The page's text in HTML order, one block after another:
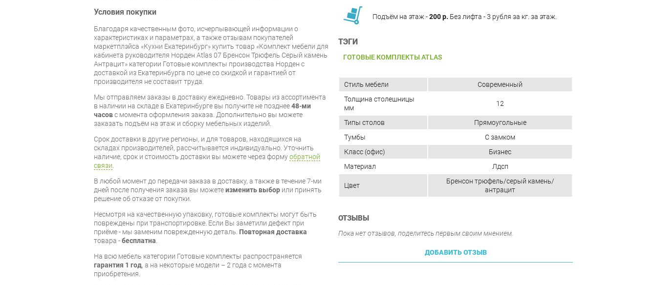
Подъём на этаж -200 р. Без лифта - 3 рубля за кг. за этаж.
ТЭГИ
ГОТОВЫЕ КОМПЛЕКТЫ ATLAS
Условия покупки
Благодаря качественным фото, исчерпывающей информации о
характеристиках и параметрах, а также отзывам покупателей
маркетплэйса «Кухни Екатеринбург» купить товар «Комплект мебели для
кабинета руководителя Норден Atlas 07 Бренсон Трюфель Серый камень
Антрацит» категории Готовые комплекты производства Норден с
доставкой из Екатеринбурга по цене со скидкой и гарантией от
производителя не составит труда.
Мы отправляем заказы в доставку ежедневно. Товары из ассортимента
в наличии на складе в Екатеринбурге вы получите не позднее48-ми
часовс момента оформления заказа. Дополнительно вы можете
заказать подъём на этаж и сборку мебельных изделий.
Срок доставки в другие регионы, и для товаров, находящихся на
складах производителей, рассчитывается индивидуально. Уточнить
наличие, срок и стоимость доставки вы можете через формуобратной
связи.
В любой момент до передачи заказа в доставку, а также в течение 7-ми
дней после получения заказа вы можетеизменить выбор или принять
решение об отказе от покупки.
Несмотря на качественную упаковку, готовые комплекты могут быть
повреждены при транспортировке. Если Вы заметили дефект при
приёме - мы заменим поврежденную деталь. Повторная доставка
товара -бесплатна.
На всю мебель категории Готовые комплекты распространяется
гарантия 1 год, а на некоторые модели – 2 года с момента
приобретения.
Стиль мебели
Современный
Толщина столешницы
мм
12
Типы столов
Прямоугольные
Тумбы
С замком
Класс (офис)
Бизнес
Материал
Лдсп
Цвет
Бренсон трюфель/серый камень/
антрацит
ОТЗЫВЫ
Пока нет отзывов, поделитесь первым своим мнением.
ДОБАВИТЬ ОТЗЫВ